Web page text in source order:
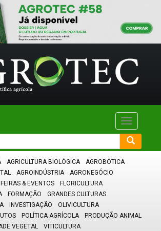
Toggle
AGRICULTURA BIOLÓGICA
AGROBÓTICA
AGROINDÚSTRIA
AGRONEGÓCIO
FEIRAS & EVENTOS
FLORICULTURA
FORMAÇÃO
GRANDES CULTURAS
INVESTIGAÇÃO
OLIVICULTURA
POLÍTICA AGRÍCOLA
PRODUÇÃO ANIMAL
VEGETAL VITICULTURA